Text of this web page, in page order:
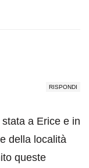
RISPONDI
a Erice e in
della località
queste